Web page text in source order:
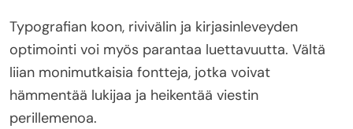
Typografian koon, rivivälin ja kirjasinleveyden
optimointi voi myös parantaa luettavuutta. Vältä
liian monimutkaisia fontteja, jotka voivat
hämmentää lukijaa ja heikentää viestin
perillemenoa.